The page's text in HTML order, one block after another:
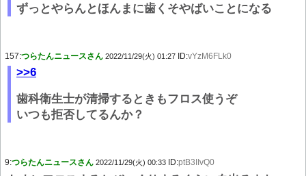
ずっとやらんとほんまに歯くそやばいことになる
157:つらたんニュースさん 2022/11/29(火) 01:27 ID:vYzM6FLk0
>>6
歯科衛生士が清掃するときもフロス使うぞ
いつも拒否してるんか？
9:つらたんニュースさん 2022/11/29(火) 00:33 ID:ptB3IIvQ0